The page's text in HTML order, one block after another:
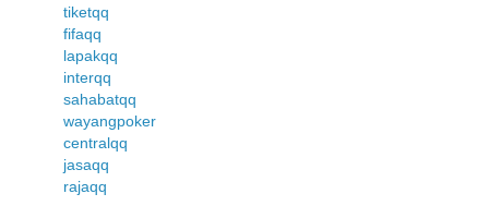
tiketqq
fifaqq
lapakqq
interqq
sahabatqq
wayangpoker
centralqq
jasaqq
rajaqq